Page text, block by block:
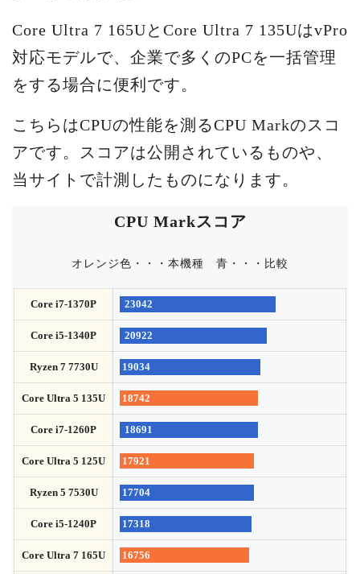
Core Ultra 7 165UとCore Ultra 7 135UはvPro
対応モデルで、企業で多くのPCを一括管理
をする場合に便利です。
こちらはCPUの性能を測るCPU Markのスコ
アです。スコアは公開されているものや、
当サイトで計測したものになります。
CPU Markスコア
オレンジ色・・・本機種 青・・・比較
Core i7-1370P 23042
Core i5-1340P 20922
Ryzen 7 7730U 19034
Core Ultra 5 135U 18742
Core i7-1260P 18691
Core Ultra 5 125U 17921
Ryzen 5 7530U 17704
Core i5-1240P 17318
Core Ultra 7 165U 16756